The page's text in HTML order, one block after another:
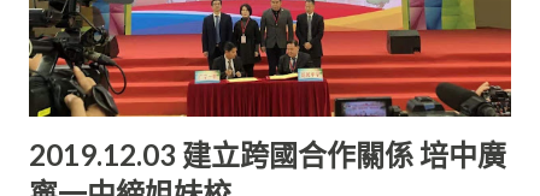
風”。在輪替效應下， 不排除能為學校注入更多的新元素，使學
校辦的更加出色， 提高整體的學習風氣與校風。 他強調，“上位
靠聰明、退位靠智慧”。“聰明”是一種生存能力、 “智慧”是一種生
存境界、至於“退”則是一門人生學問。 他強調，培育未來接班
人，是身為一名領導者的職責， 系統化的作業，才能避開後繼無
人的...
黃新漳 副董事長 ：楊興有 秘書 ：林啟瑞 副秘書 ：方湫琴 監學
：林筱娃 副監學 ：沈木桂 總務 ：許達偉 副總務 ：何康平 財政
：吳啟平 副財政 ：張穎杰 公關 ：洪立川 副公關 ：吳雄文 董事
：傅楚旺、沈蘭青、鄒國富、楊建利、劉乾錦、詹興順、張海
強、 李偉崇、林新均、貝聿哲
2019.12.03 建立跨國合作關係 培中廣